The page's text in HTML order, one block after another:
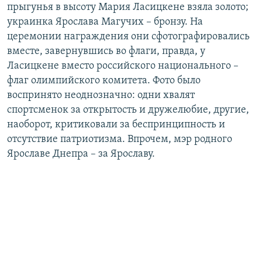
прыгунья в высоту Мария Ласицкене взяла золото;
украинка Ярослава Магучих – бронзу. На
церемонии награждения они сфотографировались
вместе, завернувшись во флаги, правда, у
Ласицкене вместо российского национального –
флаг олимпийского комитета. Фото было
воспринято неоднозначно: одни хвалят
спортсменок за открытость и дружелюбие, другие,
наоборот, критиковали за беспринципность и
отсутствие патриотизма. Впрочем, мэр родного
Ярославе Днепра – за Ярославу.